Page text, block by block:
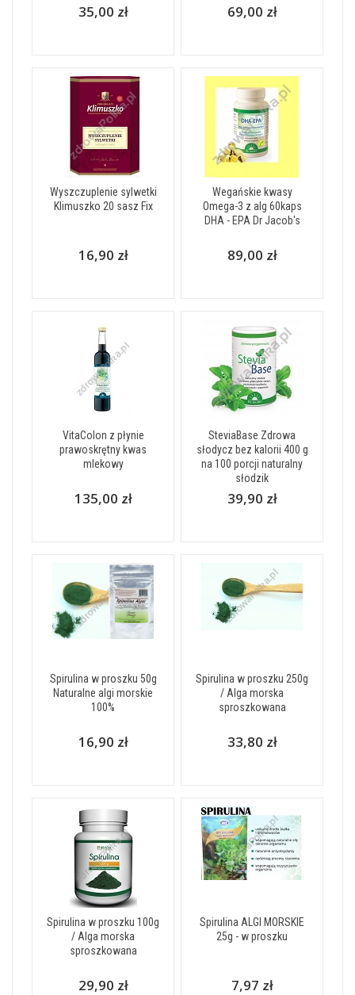
35,00 zł 69,00 zł
Wyszczuplenie sylwetki
Klimuszko 20 sasz Fix
16,90 zł
Wegańskie kwasy
Omega-3 z alg 60kaps
DHA - EPA Dr Jacob's
89,00 zł
VitaColon z płynie
prawoskrętny kwas
mlekowy
135,00 zł
SteviaBase Zdrowa
słodycz bez kalorii 400 g
na 100 porcji naturalny
słodzik
39,90 zł
Spirulina w proszku 50g
Naturalne algi morskie
100%
16,90 zł
Spirulina w proszku 250g
/ Alga morska
sproszkowana
33,80 zł
Spirulina w proszku 100g
/ Alga morska
sproszkowana
29,90 zł
Spirulina ALGI MORSKIE
25g - w proszku
7,97 zł